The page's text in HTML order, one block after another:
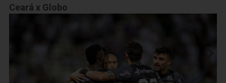
Ceará x Globo